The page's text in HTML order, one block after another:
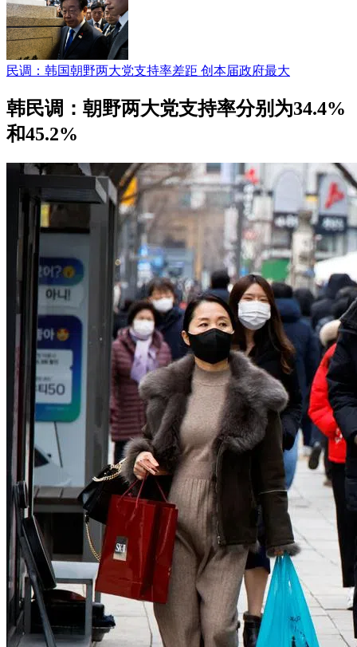
民调：韩国朝野两大党支持率差距 创本届政府最大
韩民调：朝野两大党支持率分别为34.4%
和45.2%